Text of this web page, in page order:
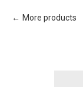
More products